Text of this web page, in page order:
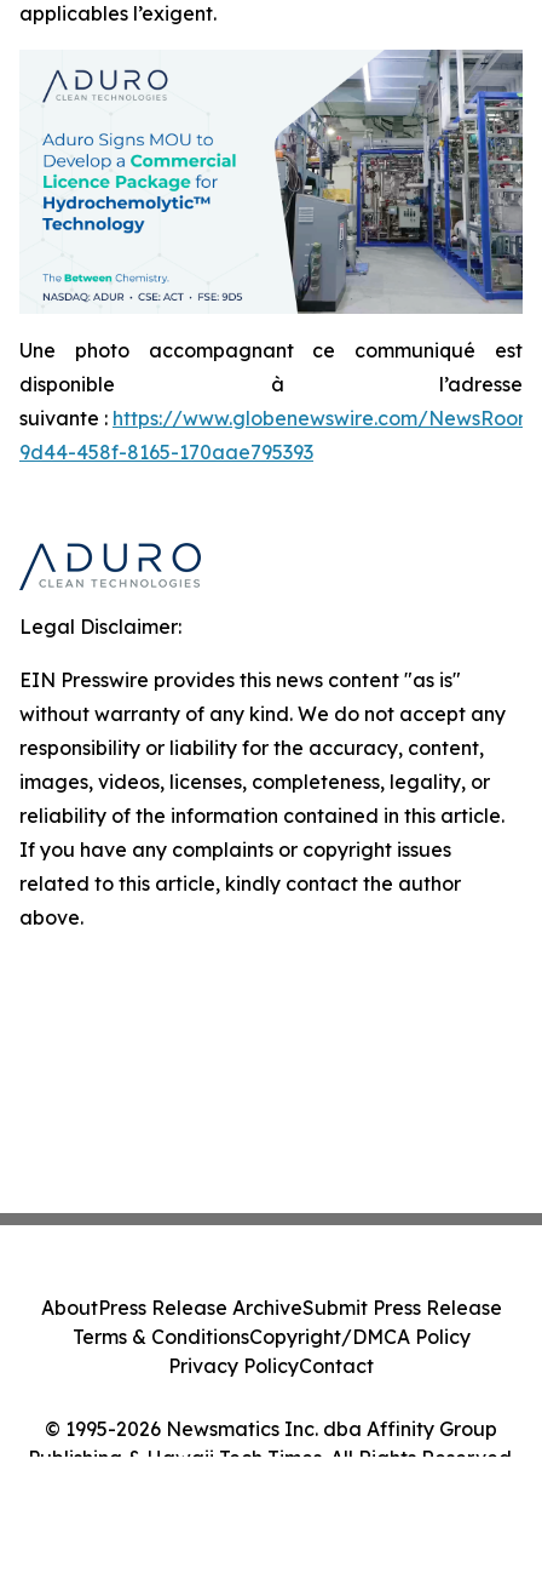
applicables l’exigent.
Une photo accompagnant ce communiqué est
disponible à l’adresse
suivante : https://www.globenewswire.com/
9d44-458f-8165-170aae795393
Legal Disclaimer:
EIN Presswire provides this news content "as is"
without warranty of any kind. We do not accept any
responsibility or liability for the accuracy, content,
images, videos, licenses, completeness, legality, or
reliability of the information contained in this article.
If you have any complaints or copyright issues
related to this article, kindly contact the author
above.
© 1995-2026 Newsmatics Inc. dba Affinity Group
Publishing & Hawaii Tech Times. All Rights Reserved.
AboutPress Release ArchiveSubmit Press Release
Terms & ConditionsCopyright/DMCA Policy
Privacy PolicyContact